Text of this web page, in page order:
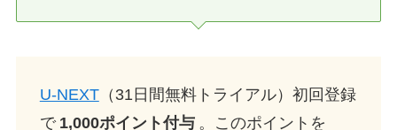
U-NEXT（31日間無料トライアル）初回登録
で 1,000ポイント付与 。このポイントを